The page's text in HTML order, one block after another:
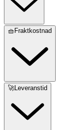
🧺Fraktkostnad
🚀Leveranstid